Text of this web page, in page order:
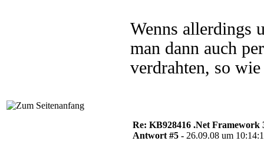
Wenns allerdings
man dann auch
verdrahten, so
Re: KB928416 .Net Framework
Antwort #5 - 26.09.08 um